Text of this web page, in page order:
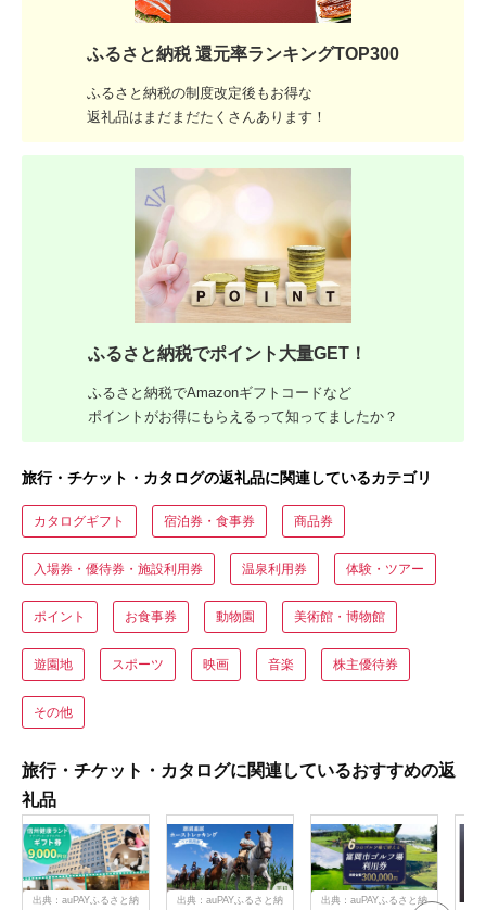
ふるさと納税 還元率ランキングTOP300
ふるさと納税の制度改定後もお得な
返礼品はまだまだたくさんあります！
ふるさと納税でポイント大量GET！
ふるさと納税でAmazonギフトコードなど
ポイントがお得にもらえるって知ってましたか？
旅行・チケット・カタログの返礼品に関連しているカテゴリ
カタログギフト 宿泊券・食事券 商品券
入場券・優待券・施設利用券 温泉利用券 体験・ツアー
ポイント お食事券 動物園 美術館・博物館
遊園地 スポーツ 映画 音楽 株主優待券
その他
旅行・チケット・カタログに関連しているおすすめの返
礼品
出典：auPAYふるさと納
出典：auPAYふるさと納
出典：auPAYふるさと納